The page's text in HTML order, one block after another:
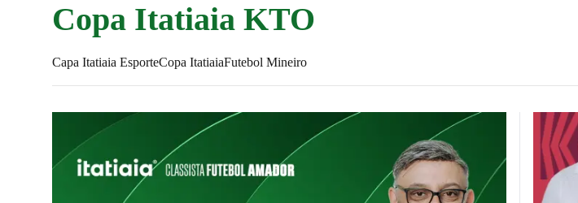
Copa Itatiaia KTO
Capa Itatiaia EsporteCopa ItatiaiaFutebol Mineiro